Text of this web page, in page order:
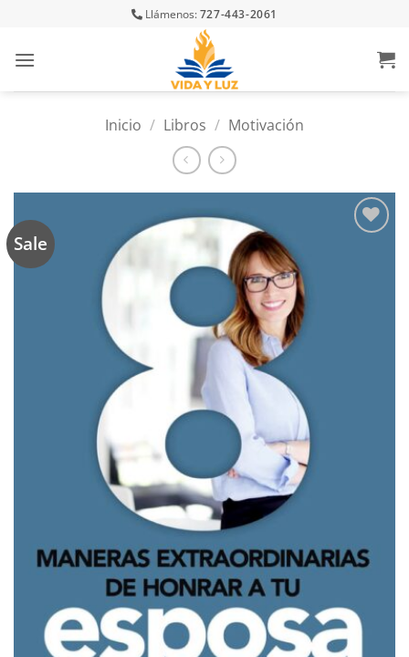
content
Llámenos:727-443-2061
Inicio / Libros / Motivación
Sale